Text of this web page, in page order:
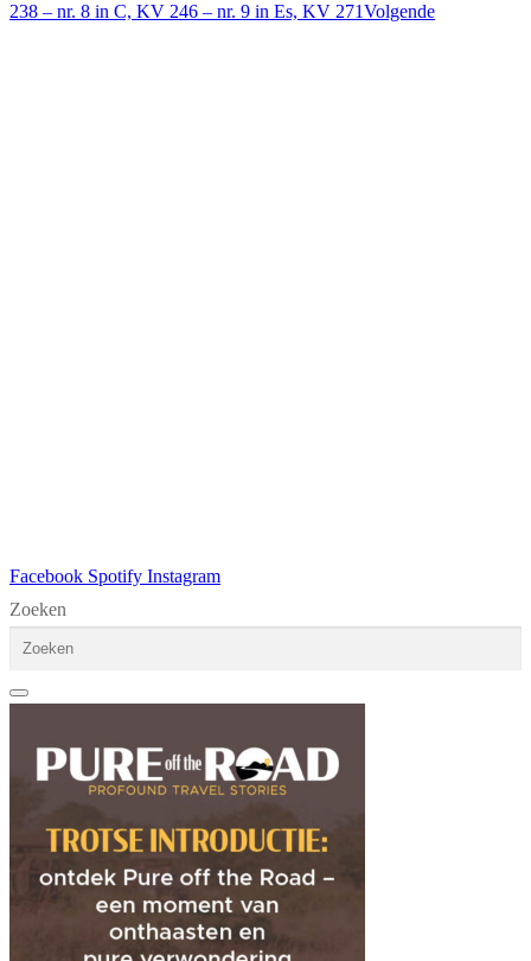
238 – nr. 8 in C, KV 246 – nr. 9 in Es, KV 271Volgende
Facebook Spotify Instagram
Zoeken